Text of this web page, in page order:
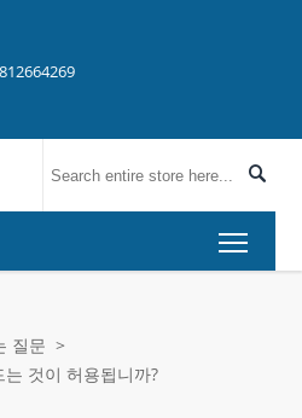

질문 >
것이 허용됩니까?